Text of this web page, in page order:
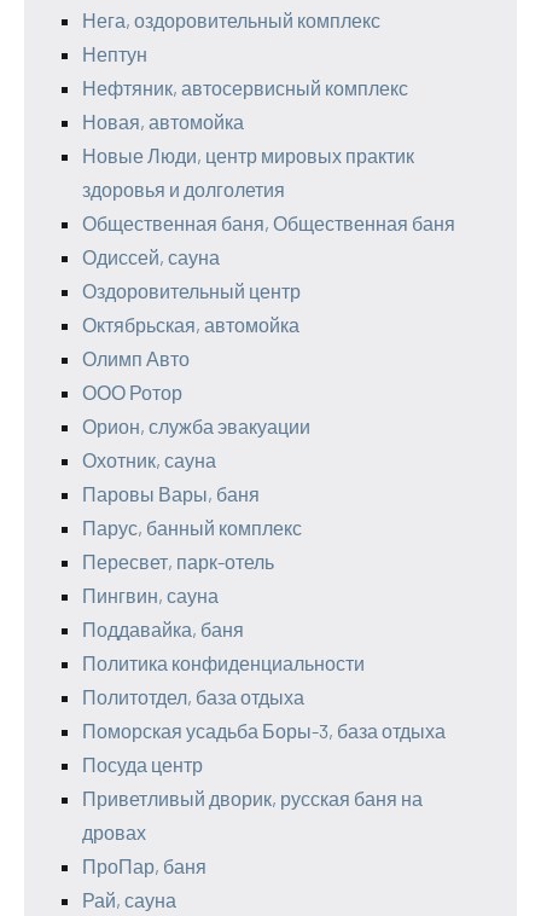
Нега, оздоровительный комплекс
Нептун
Нефтяник, автосервисный комплекс
Новая, автомойка
Новые Люди, центр мировых практик
здоровья и долголетия
Общественная баня, Общественная баня
Одиссей, сауна
Оздоровительный центр
Октябрьская, автомойка
Олимп Авто
ООО Ротор
Орион, служба эвакуации
Охотник, сауна
Паровы Вары, баня
Парус, банный комплекс
Пересвет, парк-отель
Пингвин, сауна
Поддавайка, баня
Политика конфиденциальности
Политотдел, база отдыха
Поморская усадьба Боры-3, база отдыха
Посуда центр
Приветливый дворик, русская баня на
дровах
ПроПар, баня
Рай, сауна